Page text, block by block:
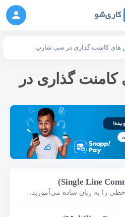
های کامنت گذاری در سی شارپ
کامنت گذاری در
را به زبان ساده می‌آموزید.